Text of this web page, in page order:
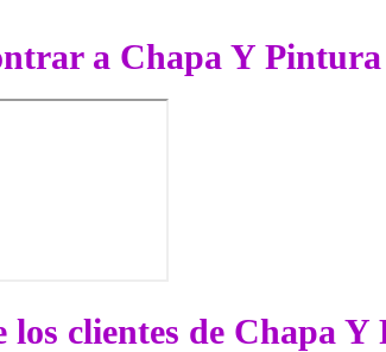
a Chapa Y
los clientes de Chapa